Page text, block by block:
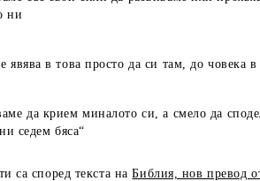
ни
явява в това просто да си там, до
да крием миналото си, а смело да
седем бяса“
са според текста наБиблия, нов превод